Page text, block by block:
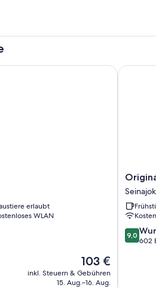
erlaubt
WLAN
Der
Preis
beträgt
103 €
inkl. Steuern & Gebühren
15. Aug.–16. Aug.
Original
Sokos
Hotel
Vaakuna
9.0
von
9,0
602
Original